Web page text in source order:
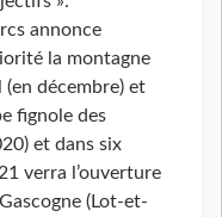
annonce
la montagne
décembre) et
fignole des
et dans six
verra l’ouverture
(Lot-et-